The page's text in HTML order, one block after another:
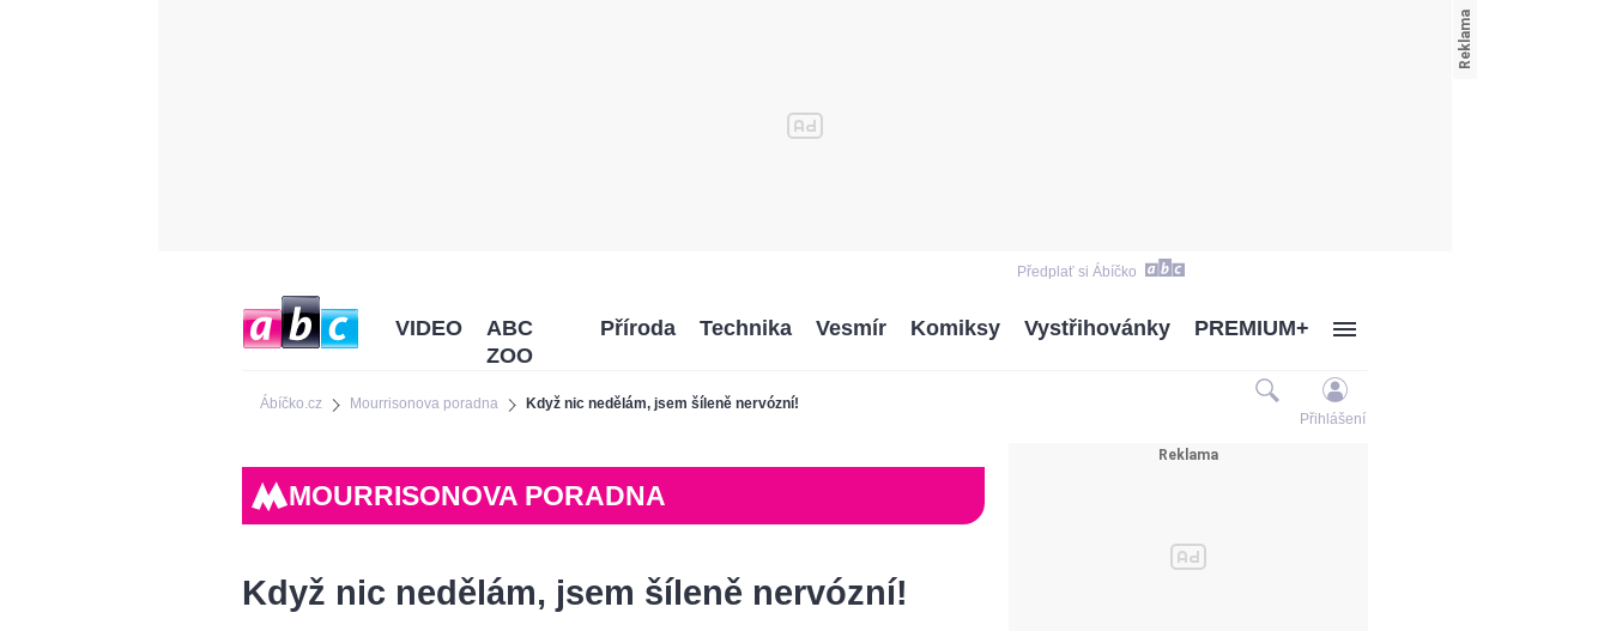
Předplať si Ábíčko
Ábíčko.cz Mourrisonova poradna Když nic nedělám, jsem šíleně nervózní!
VIDEO
ABC
ZOO
Příroda Technika Vesmír Komiksy Vystřihovánky PREMIUM+
Přihlášení
MOURRISONOVA PORADNA
Když nic nedělám, jsem šíleně nervózní!